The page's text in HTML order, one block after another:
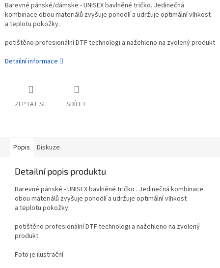
Barevné pánské/dámske - UNISEX bavlněné tričko. Jedinečná
kombinace obou materiálů zvyšuje pohodlí a udržuje optimální vlhkost
a teplotu pokožky.
potištěno profesionální DTF technologi a nažehleno na zvolený produkt
Detailní informace
ZEPTAT SE SDÍLET
Popis Diskuze
Detailní popis produktu
Barevné pánské - UNISEX bavlněné tričko . Jedinečná kombinace
obou materiálů zvyšuje pohodlí a udržuje optimální vlhkost
a teplotu pokožky.
potištěno profesionální DTF technologi a nažehleno na zvolený
produkt.
Foto je ilustrační